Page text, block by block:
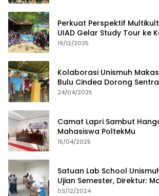
Perkuat Perspektif
UIAD Gelar Study Tour ke
19/12/2025
Kolaborasi Unismuh
Bulu Cindea Dorong
24/04/2025
Camat Lapri Sambut
Mahasiswa PoltekMu
15/04/2025
Satuan Lab School
Ujian Semester, Direktur:
Proses Pembelajaran
03/12/2024